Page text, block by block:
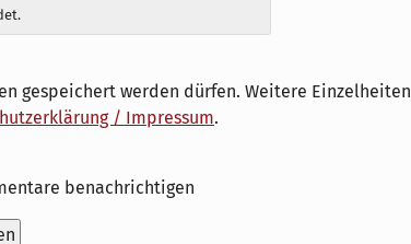
gespeichert werden dürfen. Weitere Einzelheiten
/ Impressum.
benachrichtigen